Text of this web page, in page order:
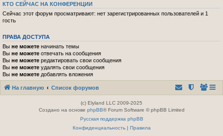
КТО СЕЙЧАС НА КОНФЕРЕНЦИИ
Сейчас этот форум просматривают: нет зарегистрированных пользователей и 1
гость
ПРАВА ДОСТУПА
Вы не можете начинать темы
Вы не можете отвечать на сообщения
Вы не можете редактировать свои сообщения
Вы не можете удалять свои сообщения
Вы не можете добавлять вложения
На главную Список форумов
(c) Elyland LLC 2009-2025
Создано на основе phpBB® Forum Software © phpBB Limited
Русская поддержка phpBB
Конфиденциальность| Правила